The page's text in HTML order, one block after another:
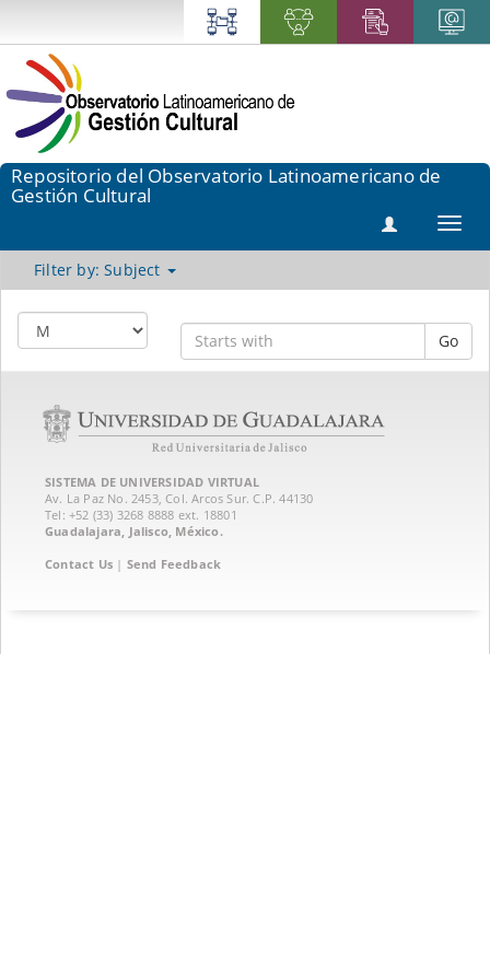
Repositorio del Observatorio Latinoamericano de
Gestión Cultural
Filter by: Subject
Go
SISTEMA DE UNIVERSIDAD VIRTUAL
Av. La Paz No. 2453, Col. Arcos Sur. C.P. 44130
Tel: +52 (33) 3268 8888‏ ext. 18801
Guadalajara, Jalisco, México.
Contact Us | Send Feedback